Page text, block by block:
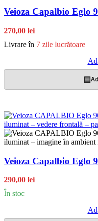
Veioza Capalbio Eglo
270,00 lei
Livrare în 7 zile lucrătoare
▤
Veioza Capalbio Eglo
290,00 lei
În stoc